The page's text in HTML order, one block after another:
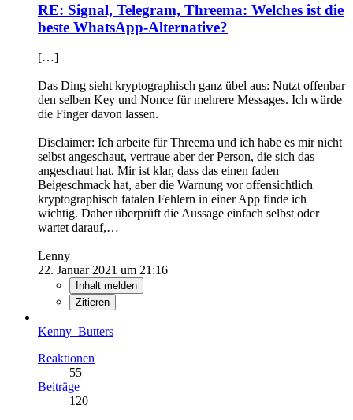
RE: Signal, Telegram, Threema: Welches ist die
beste WhatsApp-Alternative?
[…]
Das Ding sieht kryptographisch ganz übel aus: Nutzt offenbar
den selben Key und Nonce für mehrere Messages. Ich würde
die Finger davon lassen.
Disclaimer: Ich arbeite für Threema und ich habe es mir nicht
selbst angeschaut, vertraue aber der Person, die sich das
angeschaut hat. Mir ist klar, dass das einen faden
Beigeschmack hat, aber die Warnung vor offensichtlich
kryptographisch fatalen Fehlern in einer App finde ich
wichtig. Daher überprüft die Aussage einfach selbst oder
wartet darauf,…
Lenny
22. Januar 2021 um 21:16
Inhalt melden
Zitieren
Kenny_Butters
Reaktionen
55
Beiträge
120